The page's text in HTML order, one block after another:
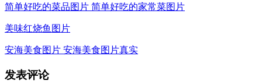
简单好吃的菜品图片 简单好吃的家常菜图片
美味红烧鱼图片
安海美食图片 安海美食图片真实
发表评论